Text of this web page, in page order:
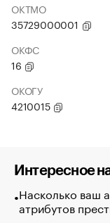
ОКТМО
35729000001
ОКФС
16
ОКОГУ
4210015
Интересное
Насколько ваш
атрибутов